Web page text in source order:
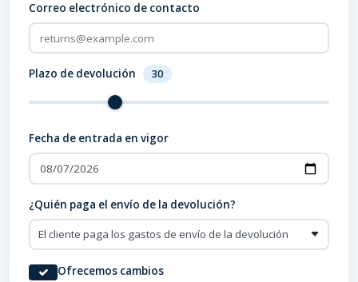
Correo electrónico de contacto
Plazo de devolución 30
Fecha de entrada en vigor
¿Quién paga el envío de la devolución?
Ofrecemos cambios